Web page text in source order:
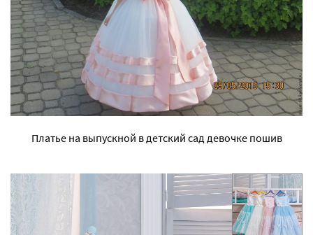
Платье на выпускной в детский сад девочке пошив